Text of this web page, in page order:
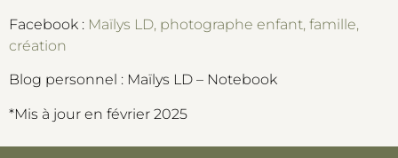
Facebook : Maïlys LD, photographe enfant, famille,
création
Blog personnel : Maïlys LD – Notebook
*Mis à jour en février 2025